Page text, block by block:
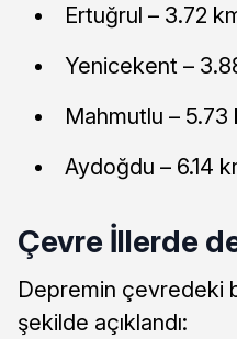
Ertuğrul – 3.72
Yenicekent –
Mahmutlu – 5.73
Aydoğdu – 6.14
Çevre İllerde
Depremin çevredeki
şekilde açıklandı: